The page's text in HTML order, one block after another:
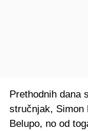
Prethodnih dana
stručnjak, Simon
Belupo, no od